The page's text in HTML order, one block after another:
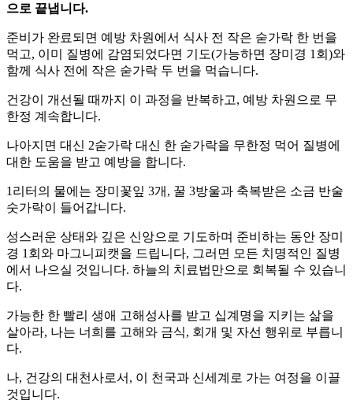
으로 끝냅니다.
준비가 완료되면 예방 차원에서 식사 전 작은 숟가락 한 번을
먹고, 이미 질병에 감염되었다면 기도(가능하면 장미경 1회)와
함께 식사 전에 작은 숟가락 두 번을 먹습니다.
건강이 개선될 때까지 이 과정을 반복하고, 예방 차원으로 무
한정 계속합니다.
나아지면 대신 2숟가락 대신 한 숟가락을 무한정 먹어 질병에
대한 도움을 받고 예방을 합니다.
1리터의 물에는 장미꽃잎 3개, 꿀 3방울과 축복받은 소금 반술
숫가락이 들어갑니다.
성스러운 상태와 깊은 신앙으로 기도하며 준비하는 동안 장미
경 1회와 마그니피캣을 드립니다, 그러면 모든 치명적인 질병
에서 나으실 것입니다. 하늘의 치료법만으로 회복될 수 있습니
다.
가능한 한 빨리 생애 고해성사를 받고 십계명을 지키는 삶을
살아라, 나는 너희를 고해와 금식, 회개 및 자선 행위로 부릅니
다.
나, 건강의 대천사로서, 이 천국과 신세계로 가는 여정을 이끌
것입니다.